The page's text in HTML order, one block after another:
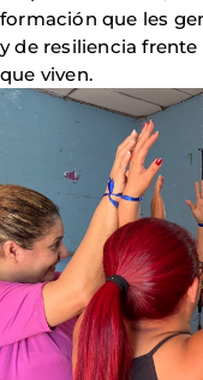
formación que les
y de resiliencia
que viven.